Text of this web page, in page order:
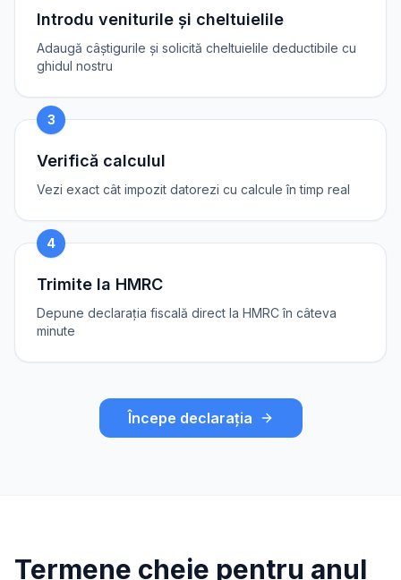
Introdu veniturile și cheltuielile
Adaugă câștigurile și solicită cheltuielile deductibile cu
ghidul nostru
3
Verifică calculul
Vezi exact cât impozit datorezi cu calcule în timp real
4
Trimite la HMRC
Depune declarația fiscală direct la HMRC în câteva
minute
Începe declarația
Termene cheie pentru anul